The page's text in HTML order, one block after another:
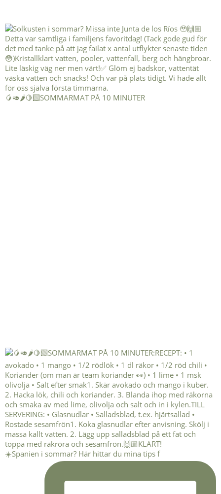
🥭🥑🌶️🍋‍🟩SOMMARMAT PÅ 10 MINUTER
☀️Spanien i sommar? Här hittar du mina tips f